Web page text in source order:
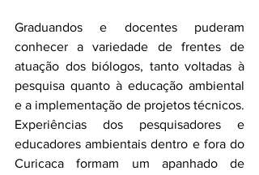
Graduandos e docentes puderam
conhecer a variedade de frentes de
atuação dos biólogos, tanto voltadas à
pesquisa quanto à educação ambiental
e a implementação de projetos técnicos.
Experiências dos pesquisadores e
educadores ambientais dentro e fora do
Curicaca formam um apanhado de